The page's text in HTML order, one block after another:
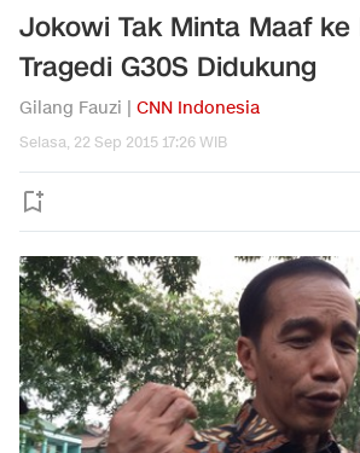
Jokowi Tak Minta Maaf ke
Tragedi G30S Didukung
Gilang Fauzi | CNN Indonesia
Selasa, 22 Sep 2015 17:26 WIB